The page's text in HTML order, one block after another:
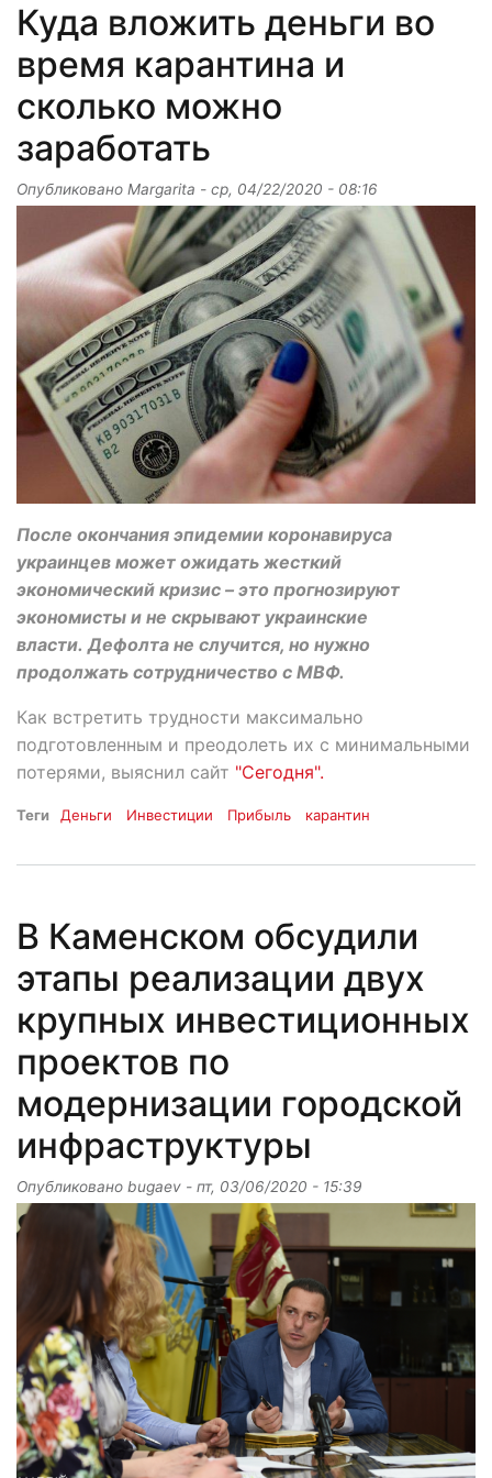
Куда вложить деньги во
время карантина и
сколько можно
заработать
Опубликовано Margarita - ср, 04/22/2020 - 08:16
После окончания эпидемии коронавируса
украинцев может ожидать жесткий
экономический кризис – это прогнозируют
экономисты и не скрывают украинские
власти. Дефолта не случится, но нужно
продолжать сотрудничество с МВФ.
Как встретить трудности максимально
подготовленным и преодолеть их с минимальными
потерями, выяснил сайт "Сегодня".
Теги Деньги Инвестиции Прибыль карантин
В Каменском обсудили
этапы реализации двух
крупных инвестиционных
проектов по
модернизации городской
инфраструктуры
Опубликовано bugaev - пт, 03/06/2020 - 15:39